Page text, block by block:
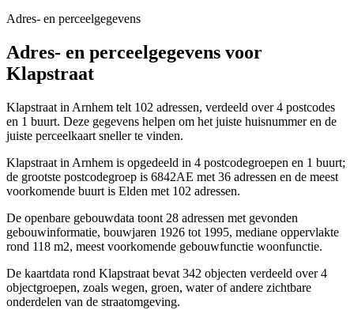
Adres- en perceelgegevens
Adres- en perceelgegevens voor
Klapstraat
Klapstraat in Arnhem telt 102 adressen, verdeeld over 4 postcodes
en 1 buurt. Deze gegevens helpen om het juiste huisnummer en de
juiste perceelkaart sneller te vinden.
Klapstraat in Arnhem is opgedeeld in 4 postcodegroepen en 1 buurt;
de grootste postcodegroep is 6842AE met 36 adressen en de meest
voorkomende buurt is Elden met 102 adressen.
De openbare gebouwdata toont 28 adressen met gevonden
gebouwinformatie, bouwjaren 1926 tot 1995, mediane oppervlakte
rond 118 m2, meest voorkomende gebouwfunctie woonfunctie.
De kaartdata rond Klapstraat bevat 342 objecten verdeeld over 4
objectgroepen, zoals wegen, groen, water of andere zichtbare
onderdelen van de straatomgeving.